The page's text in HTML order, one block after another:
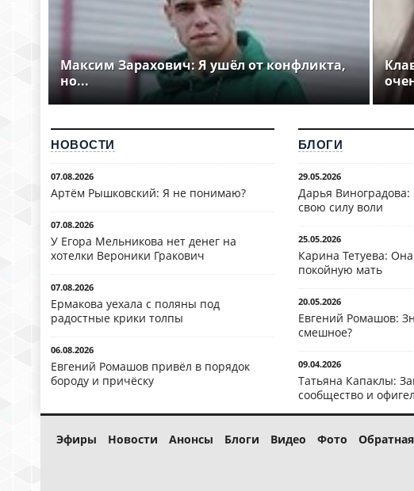
Максим Зарахович: Я ушёл от конфликта,
но...
НОВОСТИ
07.08.2026
Артём Рышковский: Я не понимаю?
07.08.2026
У Егора Мельникова нет денег на
хотелки Вероники Гракович
07.08.2026
Ермакова уехала с поляны под
радостные крики толпы
06.08.2026
Евгений Ромашов привёл в порядок
бороду и причёску
БЛОГИ
29.05.2026
Дарья
свою силу воли
25.05.2026
Карина Тетуева:
покойную мать
20.05.2026
Евгений Ромашов:
смешное?
09.04.2026
Татьяна Капаклы:
сообщество и
Эфиры Новости Анонсы Блоги Видео Фото